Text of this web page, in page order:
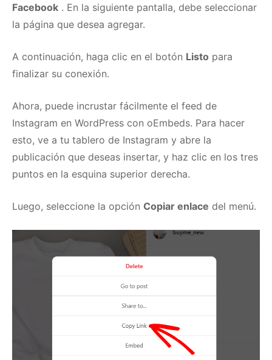
Facebook . En la siguiente pantalla, debe seleccionar
la página que desea agregar.
A continuación, haga clic en el botón Listo para
finalizar su conexión.
Ahora, puede incrustar fácilmente el feed de
Instagram en WordPress con oEmbeds. Para hacer
esto, ve a tu tablero de Instagram y abre la
publicación que deseas insertar, y haz clic en los tres
puntos en la esquina superior derecha.
Luego, seleccione la opción Copiar enlace del menú.